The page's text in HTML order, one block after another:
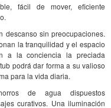
fácil de mover, eficiente
descanso sin preocupaciones.
la tranquilidad y el espacio
a la conciencia la preciada
podrá dar forma a su valioso
para la vida diaria.
de agua dispuestos
curativos. Una iluminación